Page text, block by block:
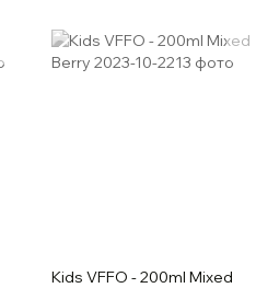
Kids VFFO - 200ml Mixed